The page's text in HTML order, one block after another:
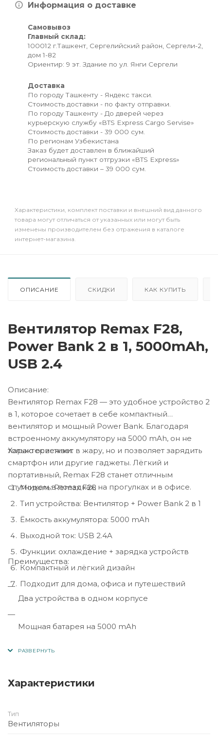
Информация о доставке
Самовывоз
Главный склад:
100012 г.Ташкент, Сергелийский район, Сергели-2,
дом 1-82
Ориентир: 9 эт. Здание по ул. Янги Сергели
Доставка
По городу Ташкенту - Яндекс такси.
Стоимость доставки - по факту отправки.
По городу Ташкенту - До дверей через
курьерскую службу «BTS Express Cargo Servise»
Стоимость доставки - 39 000 сум.
По регионам Узбекистана
Заказ будет доставлен в ближайший
региональный пункт отгрузки «BTS Express»
Стоимость доставки – 39 000 сум.
Xарактеристики, комплект поставки и внешний вид данного
товара могут отличаться от указанных или могут быть
изменены производителем без отражения в каталоге
интернет-магазина.
ОПИСАНИЕ СКИДКИ КАК КУПИТЬ
Вентилятор Remax F28,
Power Bank 2 в 1, 5000mAh,
USB 2.4
Описание:
Вентилятор Remax F28 — это удобное устройство 2
в 1, которое сочетает в себе компактный
вентилятор и мощный Power Bank. Благодаря
встроенному аккумулятору на 5000 mAh, он не
только освежает в жару, но и позволяет зарядить
смартфон или другие гаджеты. Лёгкий и
портативный, Remax F28 станет отличным
спутником в поездках, на прогулках и в офисе.
Характеристики:
Модель: Remax F28
Тип устройства: Вентилятор + Power Bank 2 в 1
Ёмкость аккумулятора: 5000 mAh
Выходной ток: USB 2.4A
Функции: охлаждение + зарядка устройств
Компактный и лёгкий дизайн
Подходит для дома, офиса и путешествий
Преимущества:
Два устройства в одном корпусе
Мощная батарея на 5000 mAh
Удобный формат для поездок и активного
Характеристики
Тип
Вентиляторы